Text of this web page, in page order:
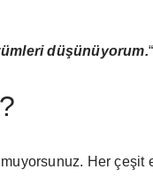
düşünüyorum.“
Her